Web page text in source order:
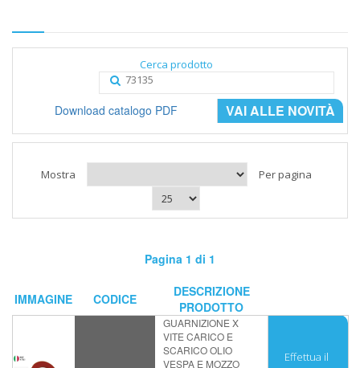
Cerca prodotto
VAI ALLE NOVITÀ
Download catalogo PDF
Mostra Per pagina
Pagina 1 di 1
IMMAGINE CODICE
DESCRIZIONE
PRODOTTO
GUARNIZIONE X
VITE CARICO E
SCARICO OLIO
VESPA E MOZZO
Effettua il